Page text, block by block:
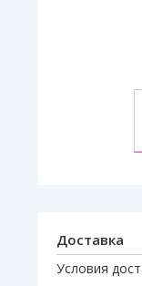
Доставка
Условия